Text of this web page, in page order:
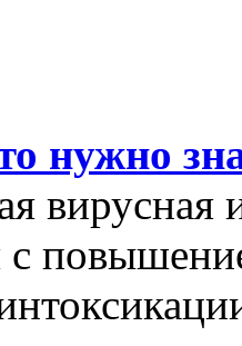
нужно
вирусная